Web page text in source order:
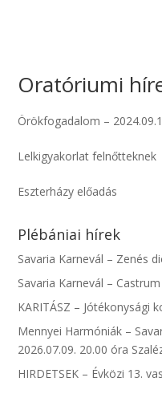
Oratóriumi
Örökfogadalom –
Lelkigyakorlat felnőtteknek
Eszterházy előadás
Plébániai hírek
Savaria Karnevál – Zenés
Savaria Karnevál –
KARITÁSZ – Jótékonysági
Mennyei Harmóniák –
2026.07.09. 20.00 óra
HIRDETSEK – Évközi 13.